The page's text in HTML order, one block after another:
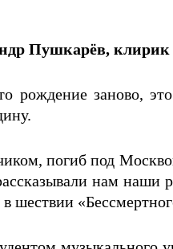
Пушкарёв, клирик
заново, это
погиб под
нам
в шествии